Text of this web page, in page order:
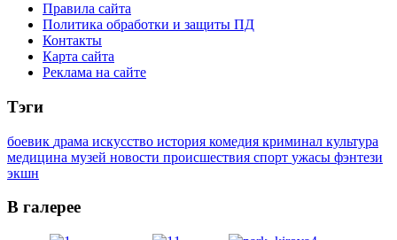
Правила сайта
Политика обработки и защиты ПД
Контакты
Карта сайта
Реклама на сайте
Тэги
боевик драма искусство история комедия криминал культура
медицина музей новости происшествия спорт ужасы фэнтези
экшн
В галерее